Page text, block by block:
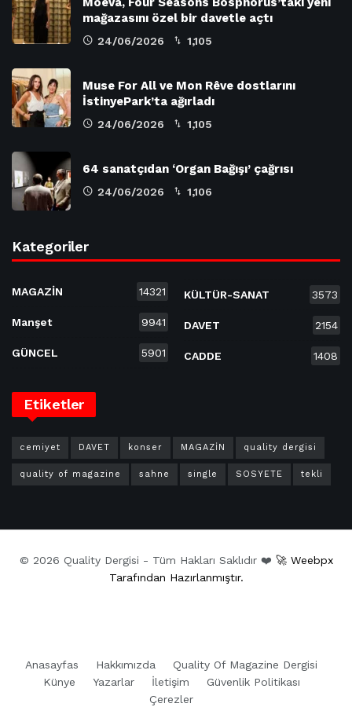
mağazasını özel bir davetle açtı
24/06/2026 1,105
Muse For All ve Mon Rêve dostlarını
İstinyePark’ta ağırladı
24/06/2026 1,105
64 sanatçıdan ‘Organ Bağışı’ çağrısı
24/06/2026 1,106
Kategoriler
MAGAZİN 14321
Manşet 9941
GÜNCEL 5901
KÜLTÜR-SANAT 3573
DAVET 2154
CADDE 1408
Etiketler
cemiyet DAVET konser MAGAZİN quality dergisi
quality of magazine sahne single SOSYETE tekli
© 2026 Quality Dergisi - Tüm Hakları Saklıdır ❤️ 🚀 Weebpx
Tarafından Hazırlanmıştır.
Anasayfas Hakkımızda
Quality Of Magazine Dergisi
Künye
Yazarlar İletişim
Güvenlik Politikası
Çerezler